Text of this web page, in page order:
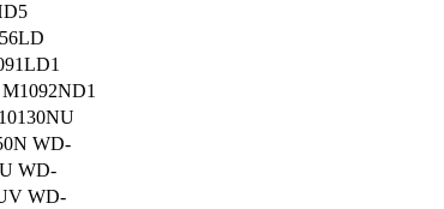
WD-
WD-
WD-